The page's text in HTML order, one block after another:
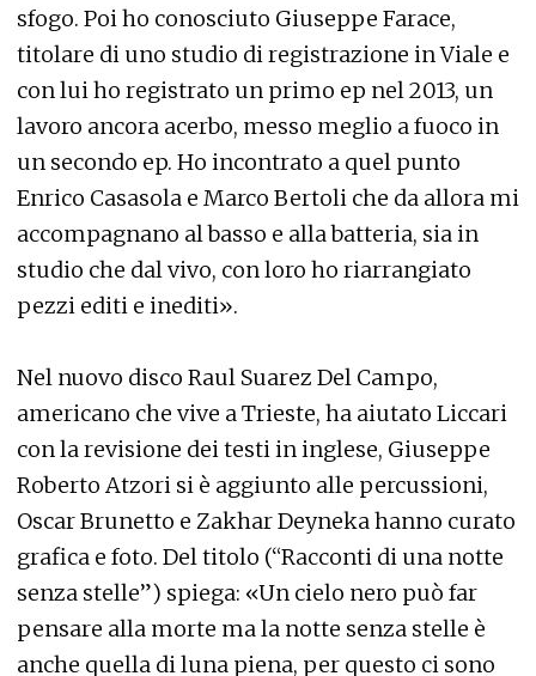
sfogo. Poi ho conosciuto Giuseppe Farace,
titolare di uno studio di registrazione in Viale e
con lui ho registrato un primo ep nel 2013, un
lavoro ancora acerbo, messo meglio a fuoco in
un secondo ep. Ho incontrato a quel punto
Enrico Casasola e Marco Bertoli che da allora mi
accompagnano al basso e alla batteria, sia in
studio che dal vivo, con loro ho riarrangiato
pezzi editi e inediti».
Nel nuovo disco Raul Suarez Del Campo,
americano che vive a Trieste, ha aiutato Liccari
con la revisione dei testi in inglese, Giuseppe
Roberto Atzori si è aggiunto alle percussioni,
Oscar Brunetto e Zakhar Deyneka hanno curato
grafica e foto. Del titolo (“Racconti di una notte
senza stelle”) spiega: «Un cielo nero può far
pensare alla morte ma la notte senza stelle è
anche quella di luna piena, per questo ci sono